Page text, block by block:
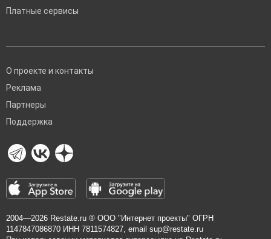
Платные сервисы
О проекте и контакты
Реклама
Партнеры
Поддержка
2004—2026 Restate.ru ® ООО "Интернет проекты" ОГРН
1147847086870 ИНН 7811574827, email sup@restate.ru